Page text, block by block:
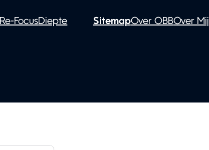
Re-FocusDiepte
SitemapOver OBBOver Mij